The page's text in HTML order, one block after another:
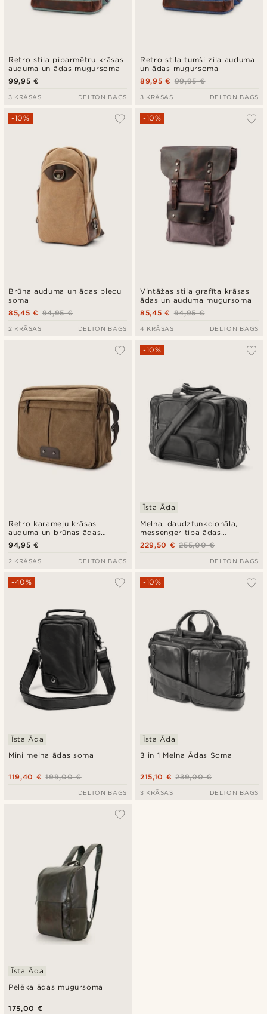
Retro stila piparmētru krāsas
auduma un ādas mugursoma
99,95 €
3 KRĀSAS DELTON BAGS
Retro stila tumši zila auduma
un ādas mugursoma
99,95 €
89,95 €
3 KRĀSAS DELTON BAGS
Brūna auduma un ādas plecu
soma
-10%
94,95 €
85,45 €
2 KRĀSAS DELTON BAGS
Vintāžas stila grafīta krāsas
ādas un auduma mugursoma
-10%
94,95 €
85,45 €
4 KRĀSAS DELTON BAGS
Retro karameļu krāsas
auduma un brūnas ādas
messenger tipa soma
94,95 €
2 KRĀSAS DELTON BAGS
Melna, daudzfunkcionāla,
messenger tipa ādas
datorsoma
-10%
Īsta Āda
255,00 €
229,50 €
DELTON BAGS
Mini melna ādas soma
-40%
Īsta Āda
199,00 €
119,40 €
DELTON BAGS
3 in 1 Melna Ādas Soma
-10%
Īsta Āda
239,00 €
215,10 €
3 KRĀSAS DELTON BAGS
Pelēka ādas mugursoma
Īsta Āda
175,00 €